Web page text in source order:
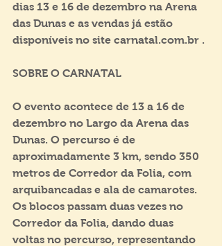
dias 13 e 16 de dezembro na Arena
das Dunas e as vendas já estão
disponíveis no site carnatal.com.br .
SOBRE O CARNATAL
O evento acontece de 13 a 16 de
dezembro no Largo da Arena das
Dunas. O percurso é de
aproximadamente 3 km, sendo 350
metros de Corredor da Folia, com
arquibancadas e ala de camarotes.
Os blocos passam duas vezes no
Corredor da Folia, dando duas
voltas no percurso, representando